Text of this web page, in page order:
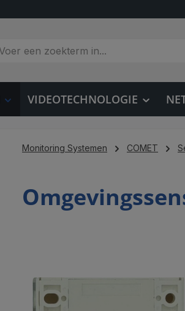
VIDEOTECHNOLOGIE
Monitoring Systemen COMET